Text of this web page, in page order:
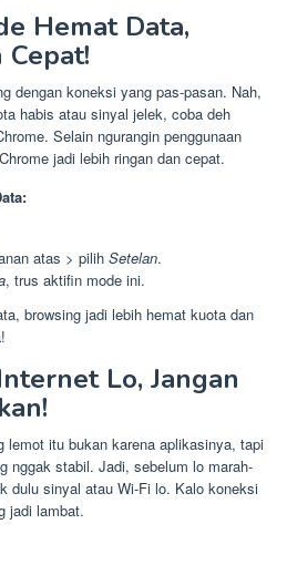
Hemat Data,
dengan koneksi yang pas-pasan. Nah,
habis atau sinyal jelek, coba deh
Selain ngurangin penggunaan
jadi lebih ringan dan cepat.
atas > pilih Setelan.
, trus aktifin mode ini.
browsing jadi lebih hemat kuota dan
Lo, Jangan
lemot itu bukan karena aplikasinya, tapi
nggak stabil. Jadi, sebelum lo marah-
dulu sinyal atau Wi-Fi lo. Kalo koneksi
jadi lambat.